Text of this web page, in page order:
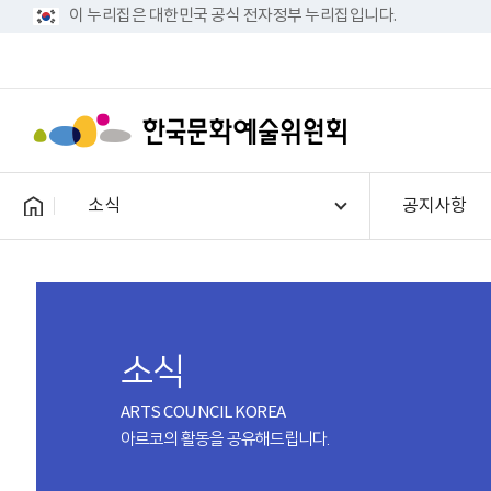
이 누리집은 대한민국 공식 전자정부 누리집입니다.
소식 공지사항
소식
ARTS COUNCIL KOREA
아르코의 활동을 공유해드립니다.